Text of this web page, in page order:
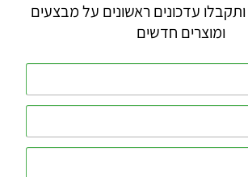
עדכונים ראשונים על מבצעים
ומוצרים חדשים